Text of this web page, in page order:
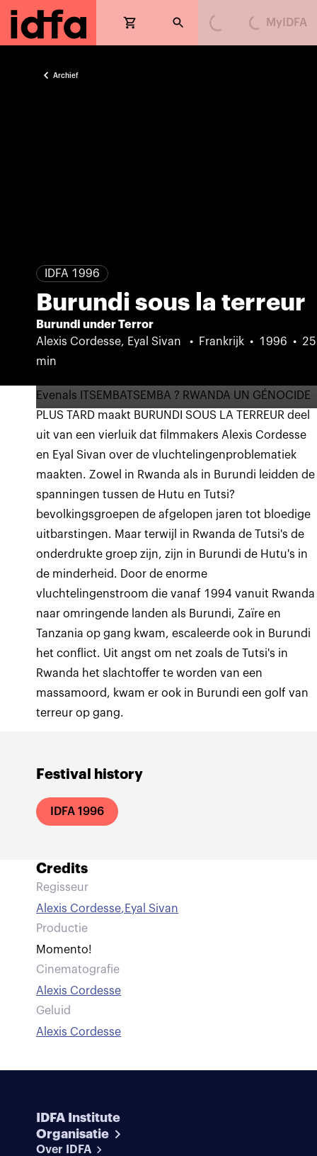
Loading...Loading...
MyIDFA
Archief
IDFA 1996
Burundi sous la terreur
Burundi under Terror
Alexis Cordesse, Eyal Sivan
Frankrijk 1996
25
min
Festival history
IDFA 1996
Evenals ITSEMBATSEMBA ? RWANDA UN GÉNOCIDE
PLUS TARD maakt BURUNDI SOUS LA TERREUR deel
uit van een vierluik dat filmmakers Alexis Cordesse
en Eyal Sivan over de vluchtelingenproblematiek
maakten. Zowel in Rwanda als in Burundi leidden de
spanningen tussen de Hutu en Tutsi?
bevolkingsgroepen de afgelopen jaren tot bloedige
uitbarstingen. Maar terwijl in Rwanda de Tutsi's de
onderdrukte groep zijn, zijn in Burundi de Hutu's in
de minderheid. Door de enorme
vluchtelingenstroom die vanaf 1994 vanuit Rwanda
naar omringende landen als Burundi, Zaïre en
Tanzania op gang kwam, escaleerde ook in Burundi
het conflict. Uit angst om net zoals de Tutsi's in
Rwanda het slachtoffer te worden van een
massamoord, kwam er ook in Burundi een golf van
terreur op gang.
Credits
Regisseur
Alexis Cordesse,Eyal Sivan
Productie
Momento!
Cinematografie
Alexis Cordesse
Geluid
Alexis Cordesse
IDFA Institute
Organisatie
Over IDFA